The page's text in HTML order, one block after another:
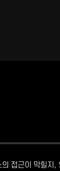
접근이 막힐